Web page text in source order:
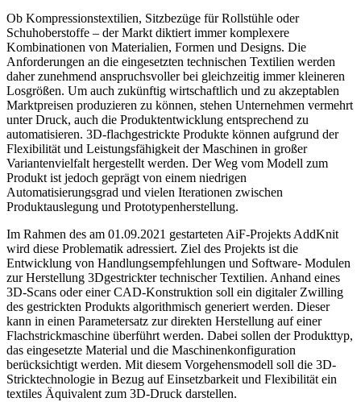
Ob Kompressionstextilien, Sitzbezüge für Rollstühle oder
Schuhoberstoffe – der Markt diktiert immer komplexere
Kombinationen von Materialien, Formen und Designs. Die
Anforderungen an die eingesetzten technischen Textilien werden
daher zunehmend anspruchsvoller bei gleichzeitig immer kleineren
Losgrößen. Um auch zukünftig wirtschaftlich und zu akzeptablen
Marktpreisen produzieren zu können, stehen Unternehmen vermehrt
unter Druck, auch die Produktentwicklung entsprechend zu
automatisieren. 3D-flachgestrickte Produkte können aufgrund der
Flexibilität und Leistungsfähigkeit der Maschinen in großer
Variantenvielfalt hergestellt werden. Der Weg vom Modell zum
Produkt ist jedoch geprägt von einem niedrigen
Automatisierungsgrad und vielen Iterationen zwischen
Produktauslegung und Prototypenherstellung.
Im Rahmen des am 01.09.2021 gestarteten AiF-Projekts AddKnit
wird diese Problematik adressiert. Ziel des Projekts ist die
Entwicklung von Handlungsempfehlungen und Software- Modulen
zur Herstellung 3Dgestrickter technischer Textilien. Anhand eines
3D-Scans oder einer CAD-Konstruktion soll ein digitaler Zwilling
des gestrickten Produkts algorithmisch generiert werden. Dieser
kann in einen Parametersatz zur direkten Herstellung auf einer
Flachstrickmaschine überführt werden. Dabei sollen der Produkttyp,
das eingesetzte Material und die Maschinenkonfiguration
berücksichtigt werden. Mit diesem Vorgehensmodell soll die 3D-
Stricktechnologie in Bezug auf Einsetzbarkeit und Flexibilität ein
textiles Äquivalent zum 3D-Druck darstellen.